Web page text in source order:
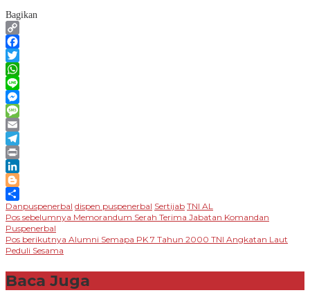
Bagikan
Copy
Link
Facebook
Twitter
WhatsApp
Line
Messenger
Message
Email
Telegram
Print
LinkedIn
Blogger
Share
Danpuspenerbal dispen puspenerbal Sertijab TNI AL
Navigasi
pos
Pos sebelumnya Memorandum Serah Terima Jabatan Komandan
Puspenerbal
Pos berikutnya Alumni Semapa PK 7 Tahun 2000 TNI Angkatan Laut
Peduli Sesama
Baca Juga